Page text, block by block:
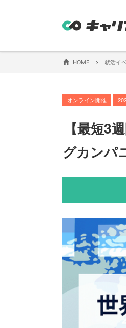
HOME › 就活イ
オンライン開催
【最短3
グカンパ